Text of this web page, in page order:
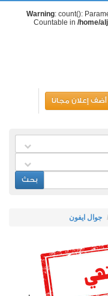
Warning: count():
Countable in /home/
أضف إعلان مجانا
بحث
جوال ايفون
: 464